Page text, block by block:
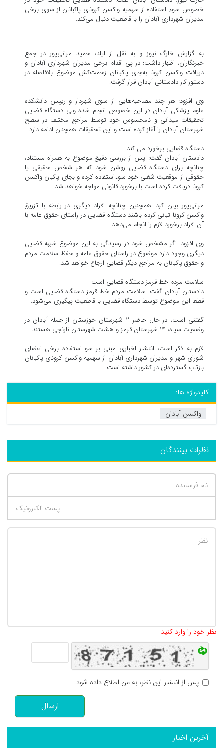
خصوص سوء استفاده از سهمیه واکسن کرونای پاکبانان از سوی برخی
مدیران شهرداری آبادان را با قاطعیت دنبال می‌کند.
به گزارش خارگ نیوز و به نقل از ایلنا، حمید مرانی‌پور در جمع
خبرنگاران، اظهار داشت: در پی اقدام برخی مدیران شهرداری آبادان و
دریافت واکسن کرونا به‌جای پاکبانان زحمت‌کش موضوع بلافاصله در
دستور کار دادستانی آبادان قرار گرفت.
وی افزود: هر چند مصاحبه‌هایی از سوی شهردار و رییس دانشکده
علوم پزشکی آبادان در این خصوص انجام شده ولی دستگاه قضایی
تحقیقات میدانی و نامحسوس خود توسط مراجع مختلف در سطح
شهرستان آبادان را آغاز کرده است و این تحقیقات همچنان ادامه دارد.
دستگاه قضایی برخورد می کند
دادستان آبادان گفت: پس از بررسی دقیق موضوع به همراه مستناد،
چنانچه برای دستگاه قضایی روشن شود که هر شخص حقیقی یا
حقوقی از موقعیت شغلی خود سوءاستفاده کرده و بجای پاکبان واکسن
کرونا دریافت کرده است با برخورد قانونی مواجه خواهد شد.
مرانی‌پور بیان کرد: همچنین چنانچه افراد دیگری در رابطه با تزریق
واکسن کرونا تبانی‌ کرده باشند دستگاه قضایی در راستای حقوق عامه با
آن افراد برخورد لازم را انجام می‌دهد.
وی افزود: اگر مشخص شود در رسیدگی به این موضوع شبهه قضایی
دیگری وجود دارد موضوع در راستای حقوق عامه و حفظ سلامت مردم
و حقوق پاکبانان به مراجع دیگر قضایی ارجاع خواهد شد.
سلامت مردم خط قرمز دستگاه قضایی است
دادستان آبادان گفت: سلامت مردم خط قرمز دستگاه قضایی است و
قطعا این موضوع توسط دستگاه قضایی با قاطعیت پیگیری می‌شود.
گفتنی است، در حال حاضر ۲ شهرستان خوزستان از جمله آبادان در
وضعیت سیاه، ۱۴ شهرستان قرمز و هشت شهرستان نارنجی هستند.
لازم به ذکر است، انتشار اخباری مبنی بر سو استفاده برخی اعضای
شورای شهر و مدیران شهرداری آبادان از سهمیه واکسن کرونای پاکبانان
بازتاب گسترده‌ای در کشور داشته است.
کلیدواژه ها:
واکسن آبادان
نظرات بینندگان
نظر خود را وارد کنید
پس از انتشار این نظر، به من اطلاع داده شود.
ارسال
آخرین اخبار